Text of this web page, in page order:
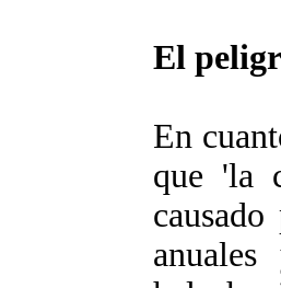
El
En
que 'la